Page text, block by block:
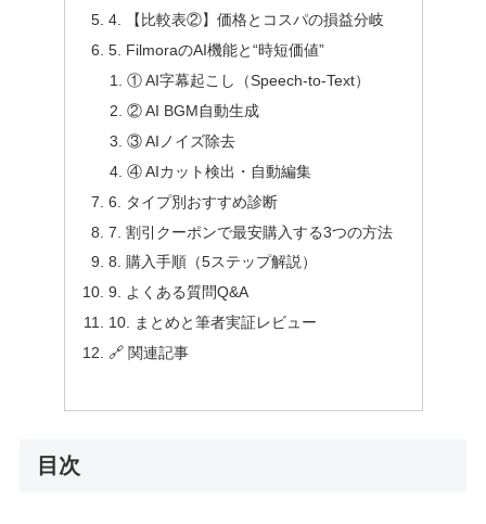
4. 【比較表②】価格とコスパの損益分岐
5. FilmoraのAI機能と“時短価値”
① AI字幕起こし（Speech-to-Text）
② AI BGM自動生成
③ AIノイズ除去
④ AIカット検出・自動編集
6. タイプ別おすすめ診断
7. 割引クーポンで最安購入する3つの方法
8. 購入手順（5ステップ解説）
9. よくある質問Q&A
10. まとめと筆者実証レビュー
🔗 関連記事
目次